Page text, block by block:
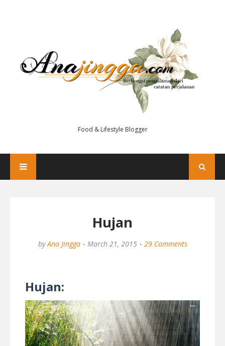
Food & Lifestyle Blogger
Hujan
by Ana Jingga March 21, 2015 29 Comments
Hujan: